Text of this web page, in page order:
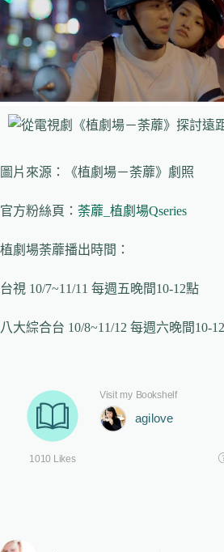
圖片來源：《植劇場－荼蘼》劇照
官方粉絲頁： 荼蘼 植劇場Qseries
植劇場荼蘼播出時間：
台視 10/7~11/11 每週五晚間10-12點
八大綜合台 10/8~11/12 每週六晚間10-